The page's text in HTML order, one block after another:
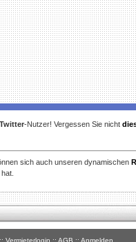
Twitter-Nutzer! Vergessen Sie nicht
sich auch unseren dynamischen
:: Vermieterlogin :: AGB :: Anmelden